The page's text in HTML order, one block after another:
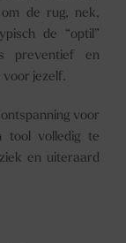
de rug, nek,
de “optil”
preventief en
jezelf.
voor
tool volledig te
en uiteraard